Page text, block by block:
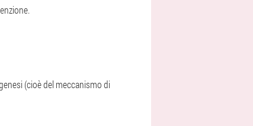
(cioè del meccanismo di